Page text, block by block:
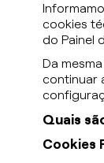
cookies
do Painel
Da
continuar
Quais
Cookies